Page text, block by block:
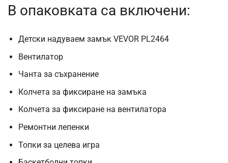
В опаковката са включени:
Детски надуваем замък VEVOR PL2464
Вентилатор
Чанта за съхранение
Колчета за фиксиране на замъка
Колчета за фиксиране на вентилатора
Ремонтни лепенки
Топки за целева игра